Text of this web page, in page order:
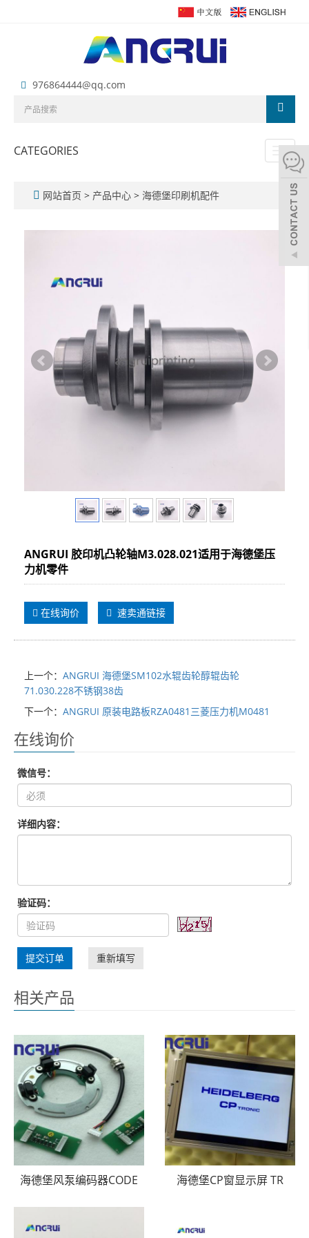
976864444@qq.com
Toggle
CATEGORIES
网站首页 > 产品中心 > 海德堡印刷机配件
ANGRUI 胶印机凸轮轴M3.028.021适用于海德堡压
力机零件
在线询价 速卖通链接
上一个： ANGRUI 海德堡SM102水辊齿轮醇辊齿轮
71.030.228不锈钢38齿
下一个： ANGRUI 原装电路板RZA0481三菱压力机M0481
在线询价
微信号：
详细内容：
验证码：
提交订单 重新填写
相关产品
海德堡风泵编码器CODE 海德堡CP窗显示屏 TR